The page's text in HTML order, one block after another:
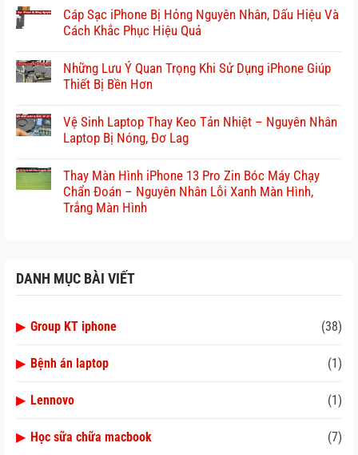
Cáp Sạc iPhone Bị Hỏng Nguyên Nhân, Dấu Hiệu Và
Cách Khắc Phục Hiệu Quả
Những Lưu Ý Quan Trọng Khi Sử Dụng iPhone Giúp
Thiết Bị Bền Hơn
Vệ Sinh Laptop Thay Keo Tản Nhiệt – Nguyên Nhân
Laptop Bị Nóng, Đơ Lag
Thay Màn Hình iPhone 13 Pro Zin Bóc Máy Chạy
Chẩn Đoán – Nguyên Nhân Lỗi Xanh Màn Hình,
Trắng Màn Hình
DANH MỤC BÀI VIẾT
▶ Group KT iphone (38)
▶ Bệnh án laptop (1)
▶ Lennovo (1)
▶ Học sữa chữa macbook (7)